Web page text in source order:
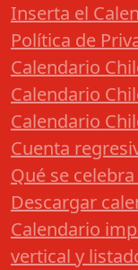
Inserta el
Política de
Calendario
Calendario
Calendario
Cuenta
Qué se
Descargar
Calendario
vertical y